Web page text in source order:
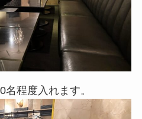
程度入れます。